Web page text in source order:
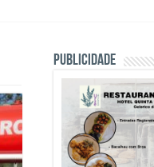
PUBLICIDADE